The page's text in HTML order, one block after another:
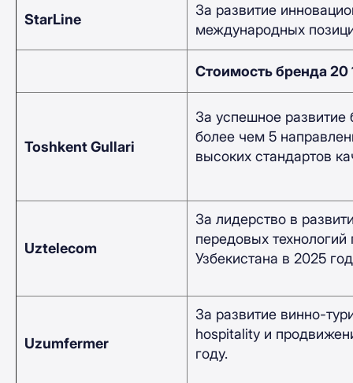
StarLine
За развитие
международных
Стоимость бренда
Toshkent Gullari
За успешное развитие
более чем 5
высоких стандартов
Uztelecom
За лидерство в
передовых
Узбекистана в 2025
Uzumfermer
За развитие винно-
hospitality и
году.